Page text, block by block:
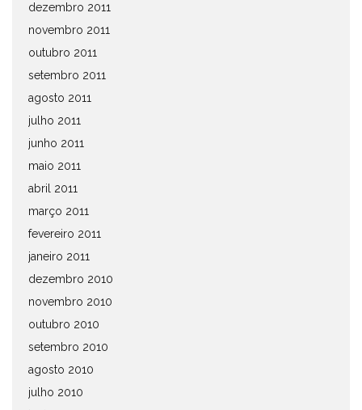
dezembro 2011
novembro 2011
outubro 2011
setembro 2011
agosto 2011
julho 2011
junho 2011
maio 2011
abril 2011
março 2011
fevereiro 2011
janeiro 2011
dezembro 2010
novembro 2010
outubro 2010
setembro 2010
agosto 2010
julho 2010